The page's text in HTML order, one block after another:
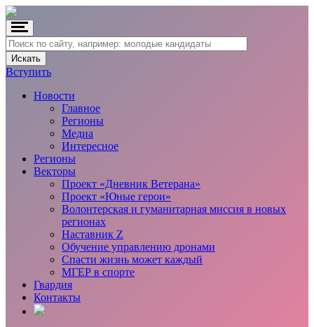
Вступить
Новости
Главное
Регионы
Медиа
Интересное
Регионы
Векторы
Проект «Дневник Ветерана»
Проект «Юные герои»
Волонтерская и гуманитарная миссия в новых
регионах
Наставник Z
Обучение управлению дронами
Спасти жизнь может каждый
МГЕР в спорте
Гвардия
Контакты